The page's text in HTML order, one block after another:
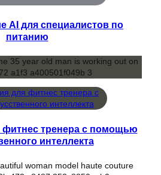
AI для специалистов по
питанию
фитнес тренера с помощью
интеллекта